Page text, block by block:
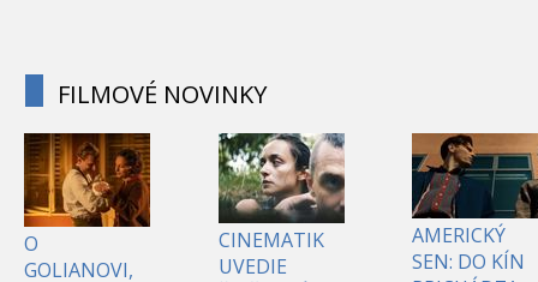
FILMOVÉ NOVINKY
O
GOLIANOVI,
CINEMATIK
UVEDIE
AMERICKÝ
SEN: DO KÍN